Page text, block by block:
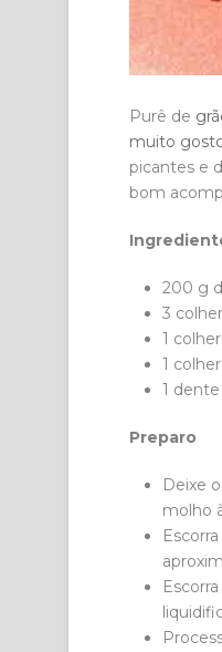
Purê de
muito
picantes e
bom
200 g
3
1
1
1
Preparo
Deixe
molho